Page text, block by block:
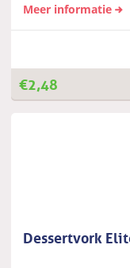
Meer informatie
€2,48
Dessertvork